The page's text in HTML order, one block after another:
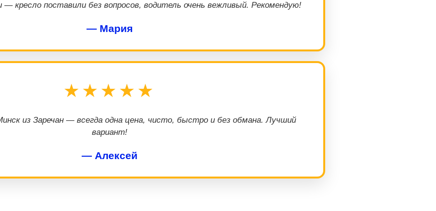
кресло поставили без вопросов, водитель очень вежливый. Рекомендую!
— Мария
★★★★★
из Заречан — всегда одна цена, чисто, быстро и без обмана. Лучший
вариант!
— Алексей